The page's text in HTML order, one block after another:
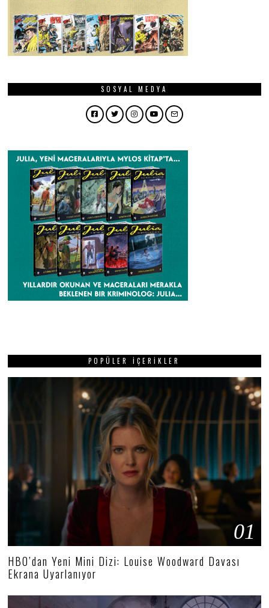
SOSYAL MEDYA
Facebook
TwitterInstagram
YouTubeEmail
POPÜLER İÇERIKLER
01
HBO’dan Yeni Mini Dizi: Louise Woodward Davası
Ekrana Uyarlanıyor